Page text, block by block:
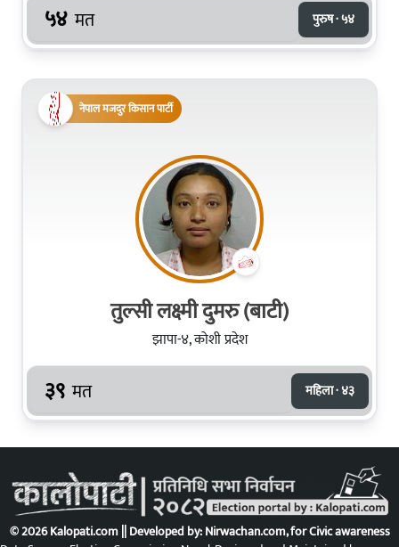
५४ मत पुरुष · ५४
नेपाल मजदुर किसान पार्टी
तुल्सी लक्ष्मी दुमरु (बाटी)
झापा-४, कोशी प्रदेश
३९ मत महिला · ४३
© 2026 Kalopati.com || Developed by:Nirwachan.com, for Civic awareness